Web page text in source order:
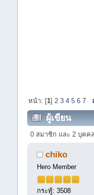
หน้า: [1]2 3 4 5 6 7
ผู้เขียน
0 สมาชิก และ 2 บุคค
chiko
Hero Member
กระทู้: 3508